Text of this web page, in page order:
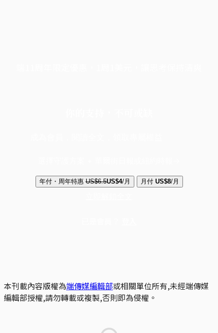
年付・周年特惠 US$6.5US$4/月 月付 US$8/月
本刊載內容版權為端傳媒編輯部或相關單位所有,未經端傳媒
編輯部授權,請勿轉載或複製,否則即為侵權。